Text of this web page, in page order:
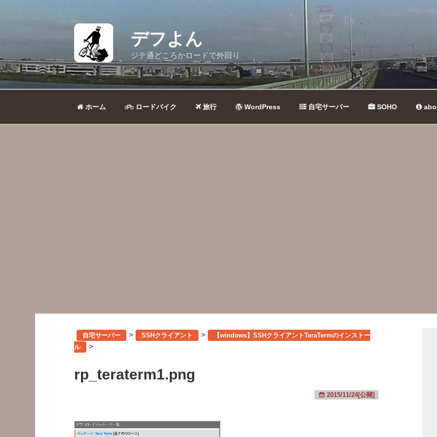
へ
ス
キ
デフよん
ジテ通どころかロードで外回り
ホーム ロードバイク 旅行 WordPress 自宅サーバー SOHO
自宅サーバー > SSHクライアント >
【windows】SSHクライアントTeraTermのインストー
ル
>
rp_teraterm1.png
2015/11/24[公開]